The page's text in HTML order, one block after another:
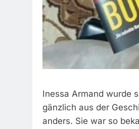
Inessa Armand wurde
gänzlich aus der
anders. Sie war so